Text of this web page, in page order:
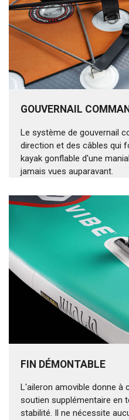
GOUVERNAIL
Le système de gouvernail
direction et des câbles qui
kayak gonflable d'une
jamais vues auparavant.
FIN DÉMONTABLE
L'aileron amovible donne à
soutien supplémentaire en
stabilité. Il ne nécessite